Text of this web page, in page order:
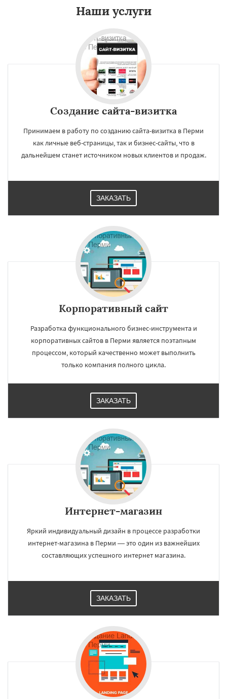
Наши услуги
Создание сайта-визитка
Принимаем в работу по созданию сайта-визитка в Перми
как личные веб-страницы, так и бизнес-сайты, что в
дальнейшем станет источником новых клиентов и продаж.
ЗАКАЗАТЬ
Корпоративный сайт
Разработка функционального бизнес-инструмента и
корпоративных сайтов в Перми является поэтапным
процессом, который качественно может выполнить
только компания полного цикла.
ЗАКАЗАТЬ
Интернет-магазин
Яркий индивидуальный дизайн в процессе разработки
интернет-магазина в Перми — это один из важнейших
составляющих успешного интернет магазина.
ЗАКАЗАТЬ